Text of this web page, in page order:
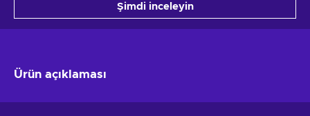
Şimdi inceleyin
Ürün açıklaması